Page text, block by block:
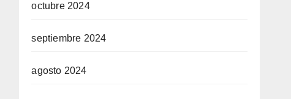
octubre 2024
septiembre 2024
agosto 2024